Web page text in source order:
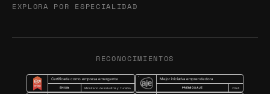
EXPLORA POR ESPECIALIDAD
RECONOCIMIENTOS
Certificada como empresa emergente
ENISA Ministerio de Industria y Turismo
Mejor iniciativa emprendedora
PREMIOS AJE 2024